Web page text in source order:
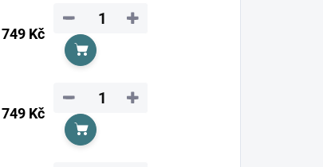
749 Kč
+
−
Do košíku
749 Kč
+
−
Do košíku